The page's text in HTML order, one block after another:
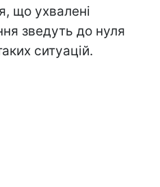
що ухвалені
зведуть до нуля
ситуацій.